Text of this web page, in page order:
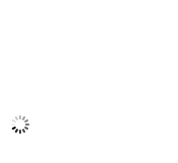
هل لا يزال الهاتف يحصل